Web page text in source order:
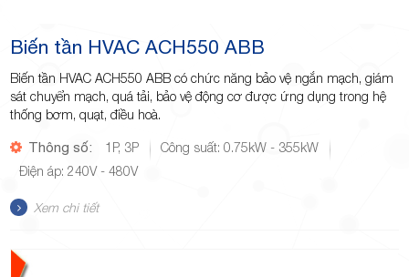
Biến tần HVAC ACH550 ABB
Biến tần HVAC ACH550 ABB có chức năng bảo vệ ngắn mạch, giám
sát chuyển mạch, quá tải, bảo vệ động cơ được ứng dụng trong hệ
thống bơm, quạt, điều hoà.
Thông số: 1P, 3P
Công suất: 0.75kW - 355kW
Điện áp: 240V - 480V
Xem chi tiết